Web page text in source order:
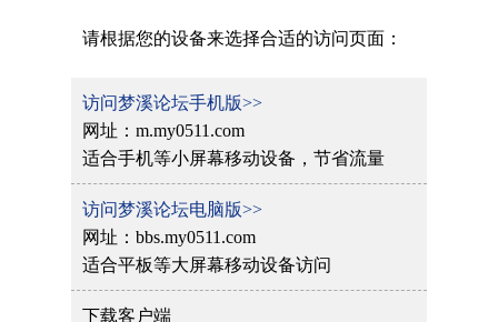
请根据您的设备来选择合适的访问页面：
访问梦溪论坛手机版>>
网址：m.my0511.com
适合手机等小屏幕移动设备，节省流量
访问梦溪论坛电脑版>>
网址：bbs.my0511.com
适合平板等大屏幕移动设备访问
下载客户端